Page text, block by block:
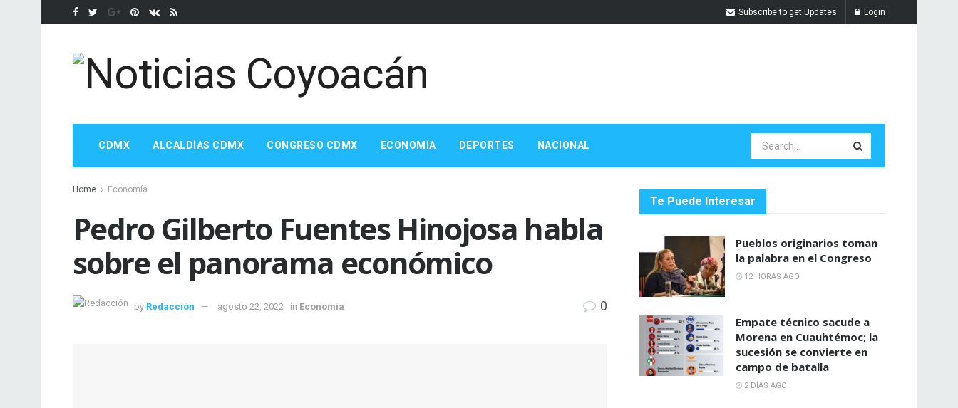
Subscribe to get Updates Login
CDMX ALCALDÍAS CDMX CONGRESO CDMX ECONOMÍA DEPORTES NACIONAL
Home Economía
Pedro Gilberto Fuentes Hinojosa habla
sobre el panorama económico
by Redacción agosto 22, 2022 in Economía 0
Te Puede Interesar
Pueblos originarios toman
la palabra en el Congreso
12 HORAS AGO
Empate técnico sacude a
Morena en Cuauhtémoc; la
sucesión se convierte en
campo de batalla
2 DÍAS AGO